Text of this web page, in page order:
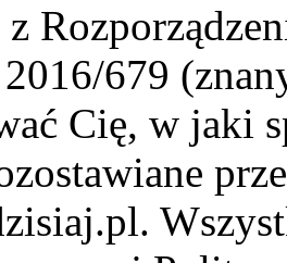
679
Cię, w jaki